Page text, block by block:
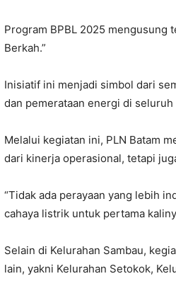
Program BPBL 2025 mengusung
Berkah.”
Inisiatif ini menjadi simbol dari
dan pemerataan energi di seluruh
Melalui kegiatan ini, PLN Batam
dari kinerja operasional, tetapi
“Tidak ada perayaan yang lebih
cahaya listrik untuk pertama
Selain di Kelurahan Sambau,
lain, yakni Kelurahan Setokok,